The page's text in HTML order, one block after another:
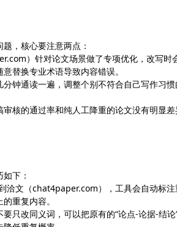
，核心要注意两点：
）针对论文场景做了专项优化，改写时
替换专业术语导致内容错误。
钟通读一遍，调整个别不符合自己写作习
核的通过率和纯人工降重的论文没有明显
下：
洽文（chat4paper.com），工具会自动标
重复内容。
只改同义词，可以把原有的“论点-论据-结